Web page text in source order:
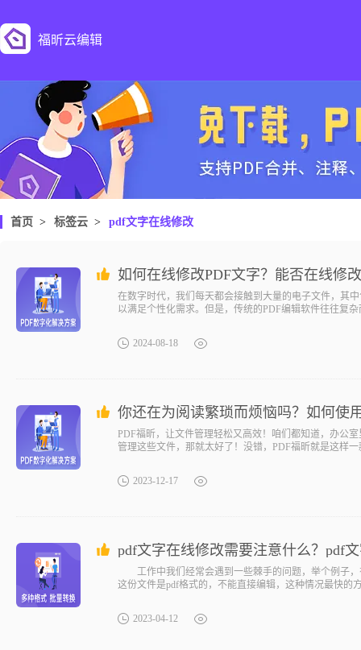
福昕云编辑
首页 > 标签云 > pdf文字在线修改
如何在线修改PDF文字？能否在线修
在数字时代，我们每天都会接触到大量的电子文件，其
以满足个性化需求。但是，传统的PDF编辑软件往往复
还是增加批注，这个神奇的工具都能帮助你快速完成。让
2024-08-18
你还在为阅读繁琐而烦恼吗？如何使
PDF福昕，让文件管理轻松又高效！咱们都知道，办公
管理这些文件，那就太好了！没错，PDF福昕就是这样
2023-12-17
pdf文字在线修改需要注意什么？pdf
工作中我们经常会遇到一些棘手的问题，举个例子，
这份文件是pdf格式的，不能直接编辑，这种情况最快的
2023-04-12